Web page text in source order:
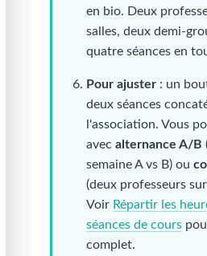
en bio. Deux
salles, deux demi-
quatre séances en
Pour ajuster : un
deux séances
l'association. Vous
avecalternance A/B
semaine A vs B) ou
(deux professeurs
Voir Répartir les
séances de cours
complet.